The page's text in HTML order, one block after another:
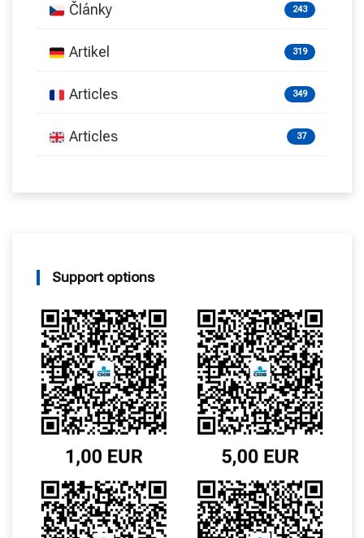
Články 243
Artikel 319
Articles 349
Articles 37
Support options